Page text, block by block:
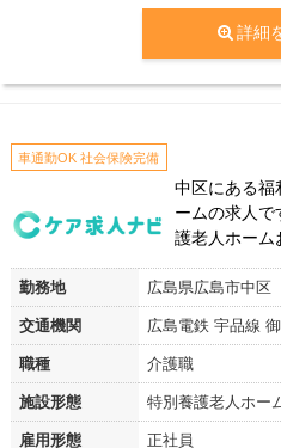
詳細
車通勤OK 社会保険完備
中区にある福
ームの求人
護老人ホーム
勤務地 広島県広島市中区
交通機関 広島電鉄 宇品線
職種 介護職
施設形態 特別養護老人ホー
雇用形態 正社員